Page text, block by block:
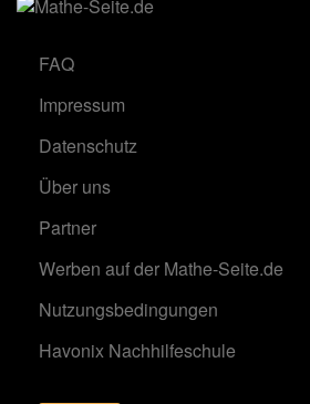
FAQ
Impressum
Datenschutz
Über uns
Partner
Werben auf der Mathe-Seite.de
Nutzungsbedingungen
Havonix Nachhilfeschule